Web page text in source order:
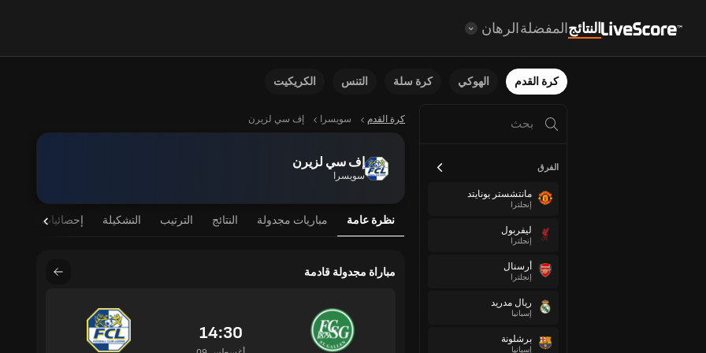
النتائجالمفضلةالرهان
كرة القدم الهوكي كرة سلة التنس الكريكيت
الفرق
مانتشستر يونايتد
إنجلترا
ليفربول
إنجلترا
أرسنال
إنجلترا
ريال مدريد
إسبانيا
برشلونة
إسبانيا
كرة القدم سويسرا إف سي لزيرن
إف سي لزيرن
سويسرا
نظرة عامة مباريات مجدولة النتائج الترتيب التشكيلة إحصائيات اللاعب
مباراة مجدولة قادمة
14:30